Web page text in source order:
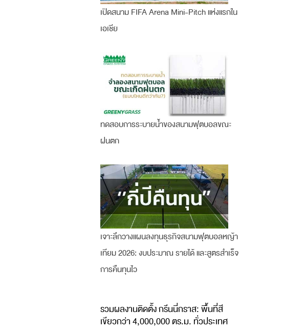
เปิดสนาม FIFA Arena Mini-Pitch แห่งแรกใน
เอเชีย
ทดสอบการระบายน้ำของสนามฟุตบอลขณะ
ฝนตก
เจาะลึกวางแผนลงทุนธุรกิจสนามฟุตบอลหญ้า
เทียม 2026: งบประมาณ รายได้ และสูตรสำเร็จ
การคืนทุนไว
รวมผลงานติดตั้ง กรีนนี่กราส: พื้นที่สี
เขียวกว่า 4,000,000 ตร.ม. ทั่วประเทศ